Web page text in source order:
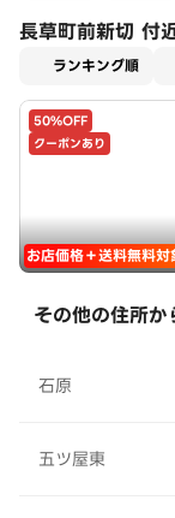
長草町前新切 付
ランキング順
50%OFF
クーポンあり
お店価格＋送料無料対
その他の住所か
石原
五ツ屋東